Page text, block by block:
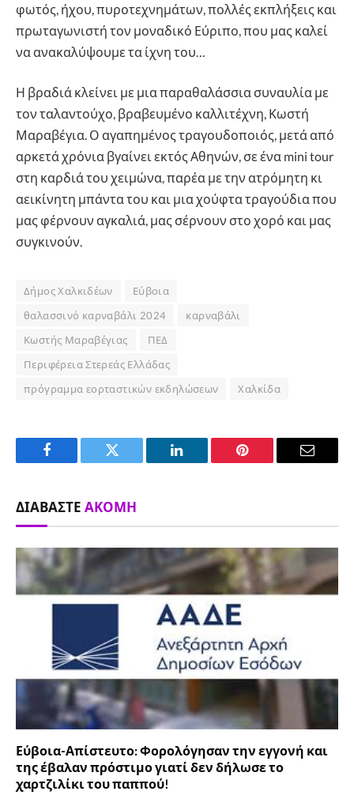
φωτός, ήχου, πυροτεχνημάτων, πολλές εκπλήξεις και
πρωταγωνιστή τον μοναδικό Εύριπο, που μας καλεί
να ανακαλύψουμε τα ίχνη του…
Η βραδιά κλείνει με μια παραθαλάσσια συναυλία με
τον ταλαντούχο, βραβευμένο καλλιτέχνη, Κωστή
Μαραβέγια. Ο αγαπημένος τραγουδοποιός, μετά από
αρκετά χρόνια βγαίνει εκτός Αθηνών, σε ένα mini tour
στη καρδιά του χειμώνα, παρέα με την ατρόμητη κι
αεικίνητη μπάντα του και μια χούφτα τραγούδια που
μας φέρνουν αγκαλιά, μας σέρνουν στο χορό και μας
συγκινούν.
Δήμος Χαλκιδέων
Εύβοια
θαλασσινό καρναβάλι 2024
καρναβάλι
Κωστής Μαραβέγιας
ΠΕΔ
Περιφέρεια Στερεάς Ελλάδας
πρόγραμμα εορταστικών εκδηλώσεων
Χαλκίδα
Facebook Twitter LinkedIn Pinterest Email
ΔΙΑΒΆΣΤΕ ΑΚΌΜΗ
Εύβοια-Απίστευτο: Φορολόγησαν την εγγονή και
της έβαλαν πρόστιμο γιατί δεν δήλωσε το
χαρτζιλίκι του παππού!